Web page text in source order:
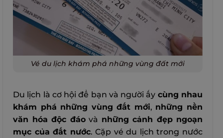
Vé du lịch khám phá những vùng đất mới
Du lịch là cơ hội để bạn và người ấy cùng nhau
khám phá những vùng đất mới, những nền
văn hóa độc đáovà những cảnh đẹp ngoạn
mục của đất nước. Cặp vé du lịch trong nước